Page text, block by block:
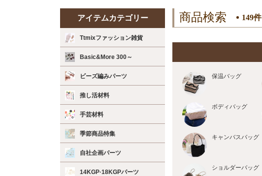
アイテムカテゴリー
Ttmixファッション雑貨
Basic&More 300～
ビーズ編みパーツ
推し活材料
手芸材料
季節商品特集
自社企画パーツ
14KGP·18KGPパーツ
商品検索 149件
保温バッグ
ボディバッグ
キャンバスバッグ
ショルダーバッグ